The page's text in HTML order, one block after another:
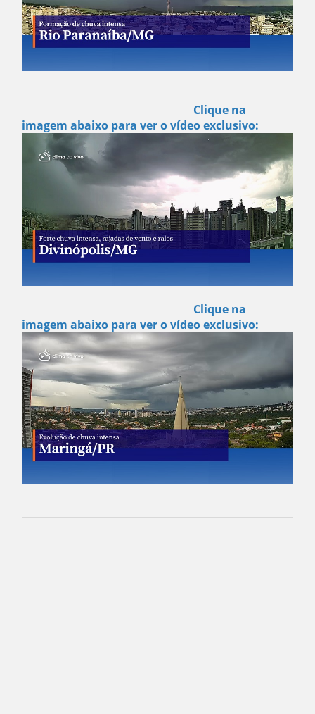
Clique na
imagem abaixo para ver o vídeo exclusivo:
Clique na
imagem abaixo para ver o vídeo exclusivo: